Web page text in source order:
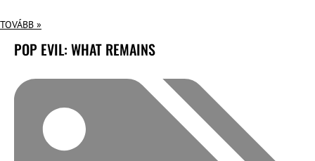
TOVÁBB »
POP EVIL: WHAT REMAINS